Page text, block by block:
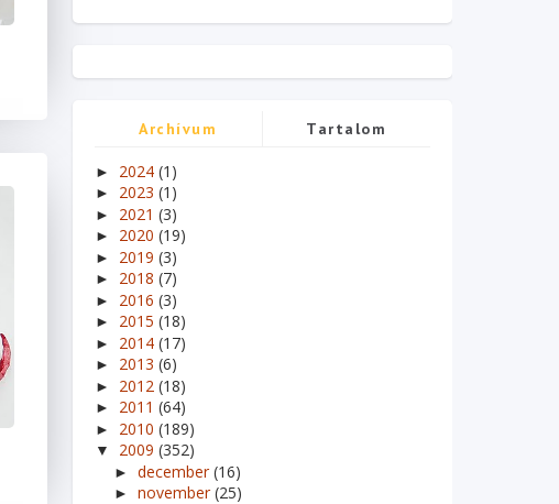
Archívum Tartalom
► 2024 (1)
► 2023 (1)
► 2021 (3)
► 2020 (19)
► 2019 (3)
► 2018 (7)
► 2016 (3)
► 2015 (18)
► 2014 (17)
► 2013 (6)
► 2012 (18)
► 2011 (64)
► 2010 (189)
▼ 2009 (352)
► december(16)
► november(25)